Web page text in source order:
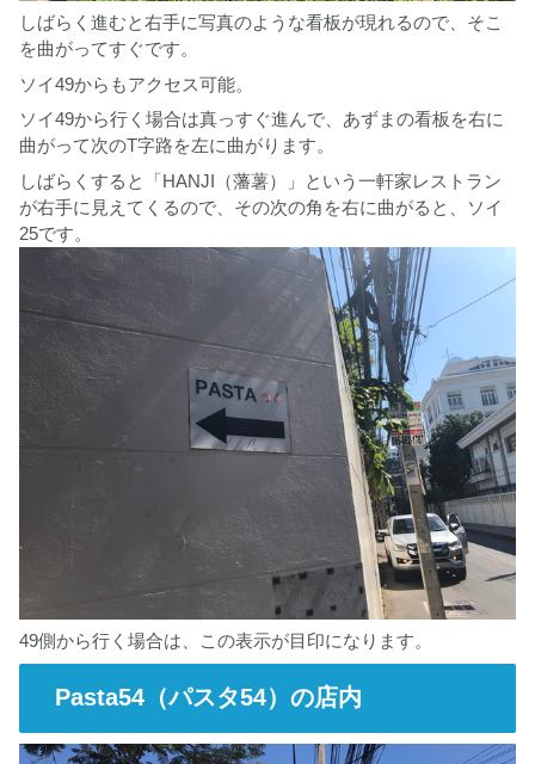
しばらく進むと右手に写真のような看板が現れるので、そこ
を曲がってすぐです。
ソイ49からもアクセス可能。
ソイ49から行く場合は真っすぐ進んで、あずまの看板を右に
曲がって次のT字路を左に曲がります。
しばらくすると「HANJI（藩薯）」という一軒家レストラン
が右手に見えてくるので、その次の角を右に曲がると、ソイ
25です。
49側から行く場合は、この表示が目印になります。
Pasta54（パスタ54）の店内